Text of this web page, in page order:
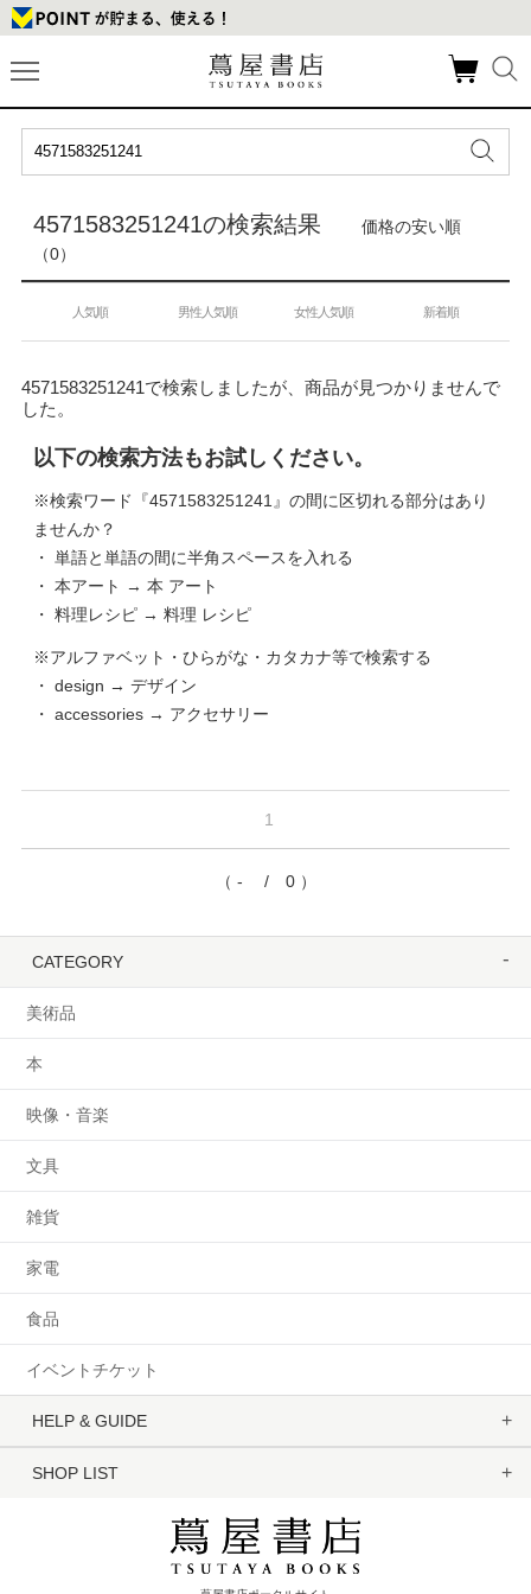
4571583251241の検索結果
価格の安い順
（0）
人気順 男性人気順 女性人気順 新着順
4571583251241で検索しましたが、商品が見つかりませんで
した。
以下の検索方法もお試しください。
※検索ワード『4571583251241』の間に区切れる部分はあり
ませんか？
・ 単語と単語の間に半角スペースを入れる
・ 本アート → 本 アート
・ 料理レシピ → 料理 レシピ
※アルファベット・ひらがな・カタカナ等で検索する
・ design → デザイン
・ accessories → アクセサリー
1
（ - / 0 ）
CATEGORY
美術品
本
映像・音楽
文具
雑貨
家電
食品
イベントチケット
HELP & GUIDE
SHOP LIST